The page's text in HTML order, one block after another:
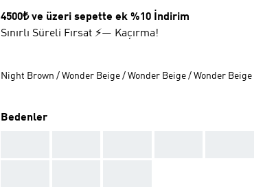
4500₺ ve üzeri sepette ek %10 İndirim
Sınırlı Süreli Fırsat ⚡— Kaçırma!
Night Brown / Wonder Beige / Wonder Beige / Wonder Beige
Bedenler